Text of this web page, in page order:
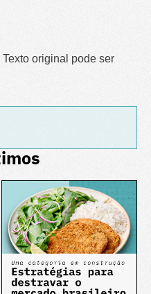
original pode ser